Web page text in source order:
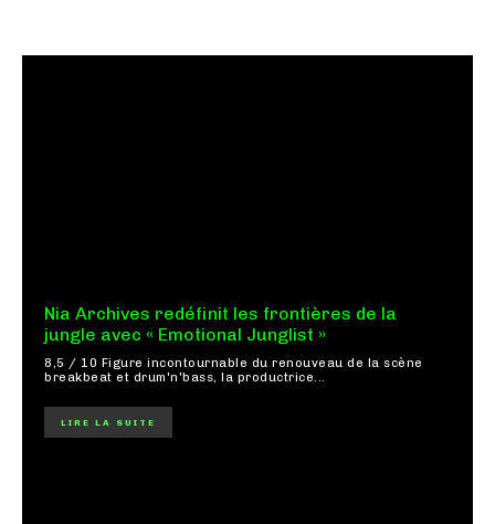
Nia Archives redéfinit les frontières de la
jungle avec « Emotional Junglist »
8,5 / 10 Figure incontournable du renouveau de la scène
breakbeat et drum'n'bass, la productrice...
LIRE LA SUITE